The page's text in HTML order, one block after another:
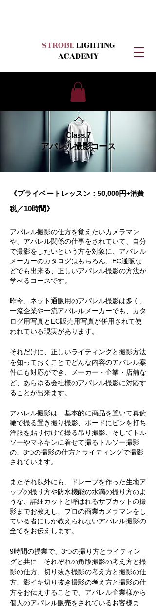
STROBELIGHTING
ACADEMY
Class.7
アパレル撮影コース
《プライベートレッスン：50,000円+消費
税／10時間》
アパレル撮影の仕方を覚えたいカメラマン
や、アパレル関係の仕事をされていて、自分
で撮影をしたいという方を対象に、アパレル
メーカーのカタログはもちろん、EC通販な
どでも出来る、正しいアパレル撮影の方法が
学べるコースです。
昨今、ネット通販用のアパレル撮影は多く、
一流企業や一流アパレルメーカーでも、カタ
ログ用写真とEC販売用写真が併用されて使
われている現実があります。
それだけに、正しいライティングと撮影方法
を知っておくことでどんな内容のアパレル案
件にも対応ができ、メーカー・企業・店舗な
ど、あらゆる会社様のアパレル撮影に対応す
ることが出来ます。
アパレル撮影は、基本的に商品を置いて真俯
瞰で撮る置き撮り撮影、ボードにピンを打ち
洋服を貼り付けて撮る吊り撮影、そしてトル
ソーやマネキンに着せて撮るトルソー撮影
の、3つの撮影の仕方とライティングで撮影
されています。
またそれ以外にも、ドレープを作った生地ア
ップの撮り方や防水機能の水滴の撮り方のよ
うな、詳細カットと呼ばれるサブカットの撮
影までお教えし、プロの商業カメラマンをし
ている者にしか教えられないアパレル撮影の
全てをお伝えします。​
9時間の授業で、3つの撮り方とライティン
グと共に、それぞれの角版撮影の考え方と撮
影の仕方、切り抜き撮影の考え方と撮影の仕
方、影イキ切り抜き撮影の考え方と撮影の仕
方をお伝えすることで、アパレル企業様から
個人のアパレル販売をされているお客様ま